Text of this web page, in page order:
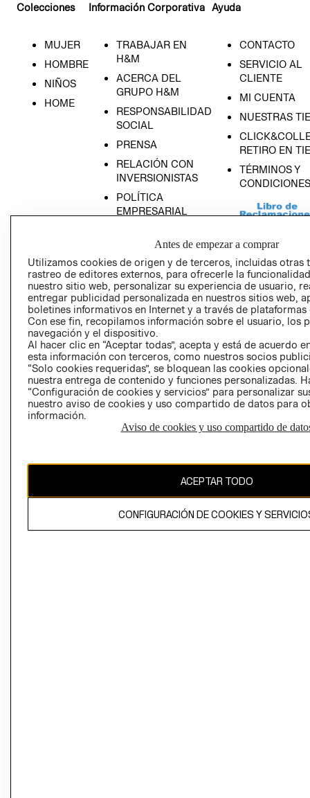
Colecciones
MUJER
HOMBRE
NIÑOS
HOME
Información Corporativa
TRABAJAR EN
H&M
ACERCA DEL
GRUPO H&M
RESPONSABILIDAD
SOCIAL
PRENSA
RELACIÓN CON
INVERSIONISTAS
POLÍTICA
EMPRESARIAL
Ayuda
CONTACTO
SERVICIO AL
CLIENTE
MI CUENTA
NUESTRAS
RETIRO EN
TÉRMINOS Y
CONDICIONES
AVISO DE
PRIVACIDAD
GIFT CARD
AVISO DE
El contenido de esta página web está protegido por copyright y es
Antes de empezar a comprar
Utilizamos cookies de origen y de terceros, incluidas otras
rastreo de editores externos, para ofrecerle la
nuestro sitio web, personalizar su experiencia de usuario,
entregar publicidad personalizada en nuestros sitios web,
boletines informativos en Internet y a través de plataformas
Con ese fin, recopilamos información sobre el usuario, los
navegación y el dispositivo.
Al hacer clic en “Aceptar todas”, acepta y está de acuerdo
esta información con terceros, como nuestros socios
“Solo cookies requeridas”, se bloquean las cookies
nuestra entrega de contenido y funciones personalizadas.
“Configuración de cookies y servicios” para personalizar
nuestro aviso de cookies y uso compartido de datos para
información.
Aviso de cookies y uso compartido de
ACEPTAR TODO
CONFIGURACIÓN DE COOKIES Y